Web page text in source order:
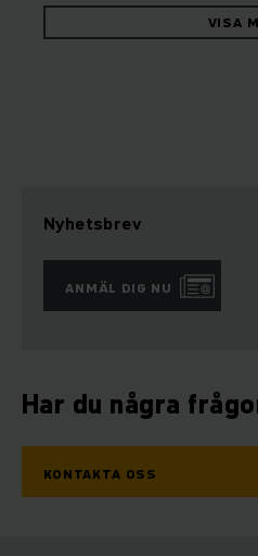
VISA
Nyhetsbrev
ANMÄL DIG NU
Har du några
KONTAKTA OSS